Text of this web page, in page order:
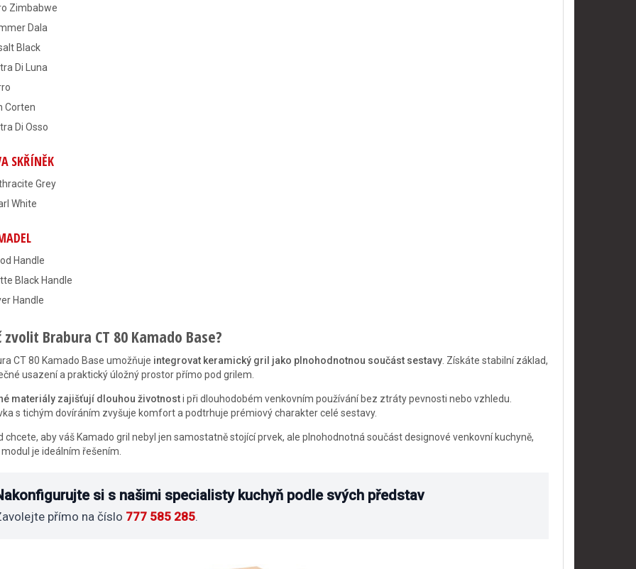
Zimbabwe
Dala
Black
Di Luna
Corten
Di Osso
SKŘÍNĚK
Grey
White
Handle
Black Handle
Handle
zvolit Brabura CT 80 Kamado Base?
CT 80 Kamado Base umožňuje integrovat keramický gril jako plnohodnotnou součást sestavy . Získáte stabilní základ,
usazení a praktický úložný prostor přímo pod grilem.
materiály zajišťují dlouhou životnosti při dlouhodobém venkovním používání bez ztráty pevnosti nebo vzhledu.
s tichým dovíráním zvyšuje komfort a podtrhuje prémiový charakter celé sestavy.
chcete, aby váš Kamado gril nebyl jen samostatně stojící prvek, ale plnohodnotná součást designové venkovní kuchyně,
je ideálním řešením.
si s našimi specialisty kuchyň podle svých představ
přímo na číslo 777 585 285.